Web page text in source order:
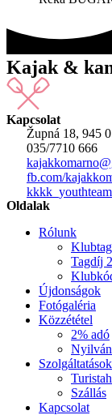
Kajak &
Kapcsolat
Župná 18, 945
035/7710 666
fb.com/
kkkk_youthteam
Oldalak
Rólunk
Tagdíj
Újdonságok
Fotógaléria
Közzététel
2% adó
Szolgáltatások
Szállás
Kapcsolat